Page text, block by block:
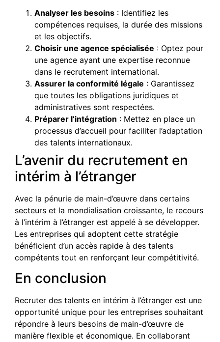
Analyser les besoins : Identifiez les
compétences requises, la durée des missions
et les objectifs.
Choisir une agence spécialisée : Optez pour
une agence ayant une expertise reconnue
dans le recrutement international.
Assurer la conformité légale : Garantissez
que toutes les obligations juridiques et
administratives sont respectées.
Préparer l’intégration : Mettez en place un
processus d’accueil pour faciliter l’adaptation
des talents internationaux.
L’avenir du recrutement en
intérim à l’étranger
Avec la pénurie de main-d’œuvre dans certains
secteurs et la mondialisation croissante, le recours
à l’intérim à l’étranger est appelé à se développer.
Les entreprises qui adoptent cette stratégie
bénéficient d’un accès rapide à des talents
compétents tout en renforçant leur compétitivité.
En conclusion
Recruter des talents en intérim à l’étranger est une
opportunité unique pour les entreprises souhaitant
répondre à leurs besoins de main-d’œuvre de
manière flexible et économique. En collaborant